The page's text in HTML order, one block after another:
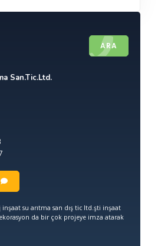
ARA
San.Tic.Ltd.
su arıtma san dış tic ltd.şti inşaat
da bir çok projeye imza atarak